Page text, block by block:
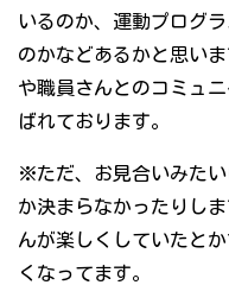
いるのか、運動プログ
のかなどあるかと思い
や職員さんとのコミュ
ばれております。
※ただ、お見合いみた
か決まらなかったりし
んが楽しくしていたと
くなってます。